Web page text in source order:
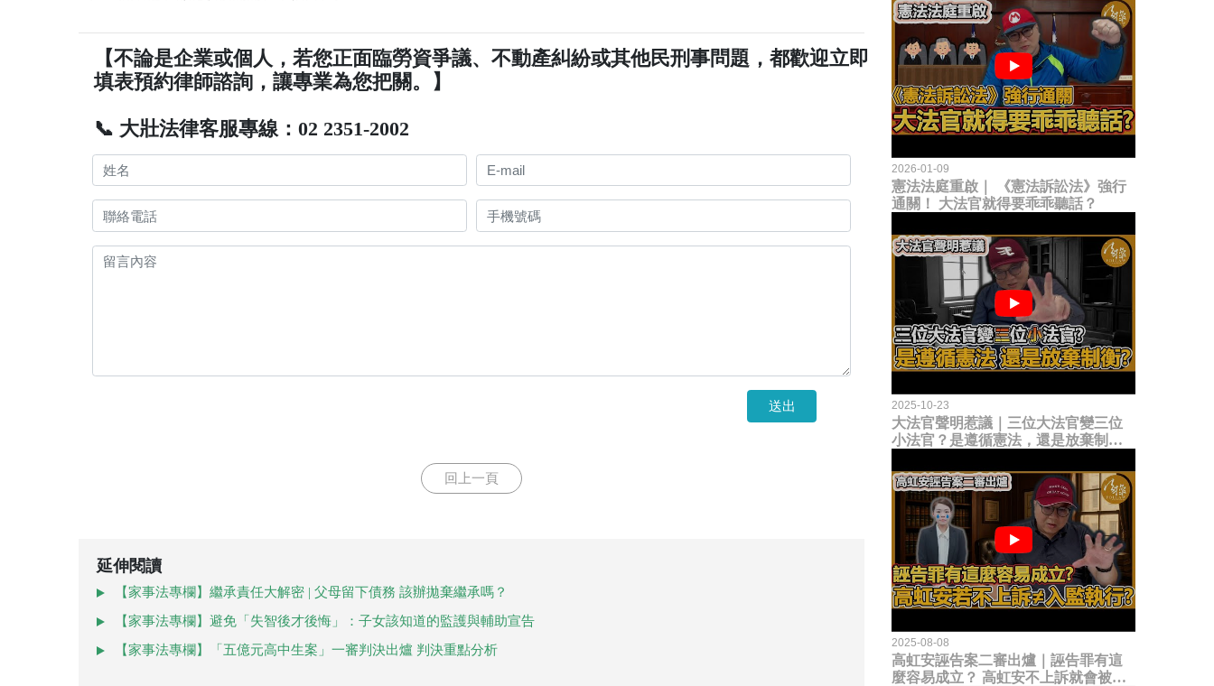
【不論是企業或個人，若您正面臨勞資爭議、不動產糾紛或其他民刑事問題，都歡迎立即
填表預約律師諮詢，讓專業為您把關。】
📞 大壯法律客服專線：02 2351-2002
送出
回上一頁
延伸閱讀
【家事法專欄】繼承責任大解密 | 父母留下債務 該辦拋棄繼承嗎？
【家事法專欄】避免「失智後才後悔」：子女該知道的監護與輔助宣告
【家事法專欄】「五億元高中生案」一審判決出爐 判決重點分析
2026-01-09
憲法法庭重啟｜ 《憲法訴訟法》強行
通關！ 大法官就得要乖乖聽話？
2025-10-23
大法官聲明惹議｜三位大法官變三位
小法官？是遵循憲法，還是放棄制衡
2025-08-08
高虹安誣告案二審出爐｜誣告罪有這
麼容易成立？ 高虹安不上訴就會被